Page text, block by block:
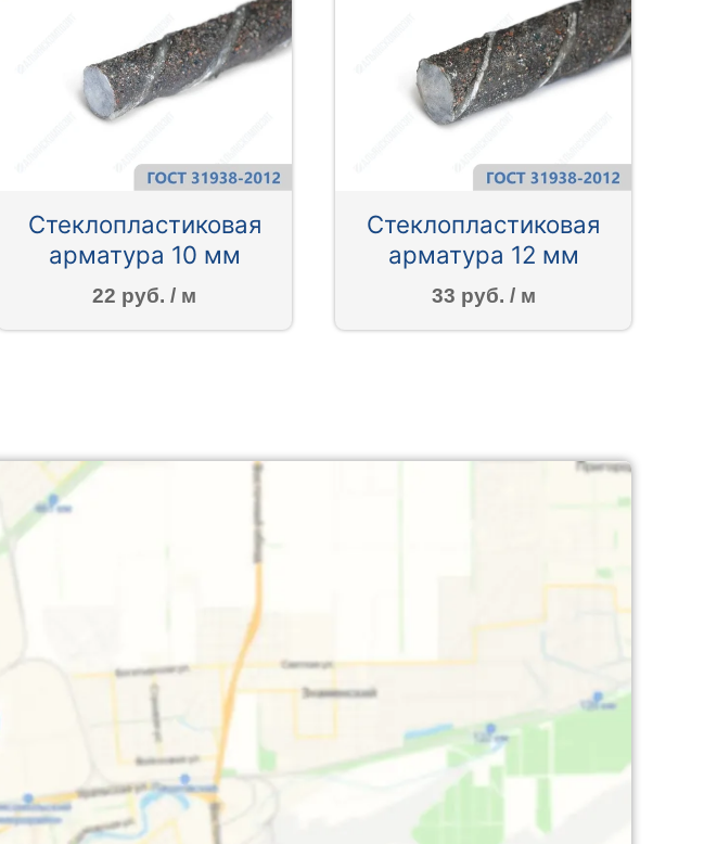
Стеклопластиковая
арматура 10 мм
22 руб. / м
Стеклопластиковая
арматура 12 мм
33 руб. / м